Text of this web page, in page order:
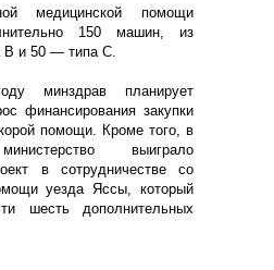
медицинской помощи
150 машин, из
и 50 — типа C.
минздрав планирует
финансирования закупки
помощи. Кроме того, в
выиграло
в сотрудничестве со
уезда Яссы, который
шесть дополнительных